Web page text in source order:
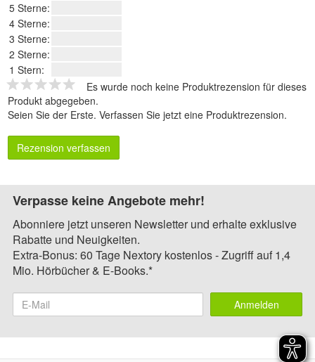
5 Sterne:
4 Sterne:
3 Sterne:
2 Sterne:
1 Stern:
Es wurde noch keine Produktrezension für dieses
Produkt abgegeben.
Seien Sie der Erste. Verfassen Sie jetzt eine Produktrezension.
Rezension verfassen
Verpasse keine Angebote mehr!
Abonniere jetzt unseren Newsletter und erhalte exklusive
Rabatte und Neuigkeiten.
Extra-Bonus: 60 Tage Nextory kostenlos - Zugriff auf 1,4
Mio. Hörbücher & E-Books.*
Anmelden